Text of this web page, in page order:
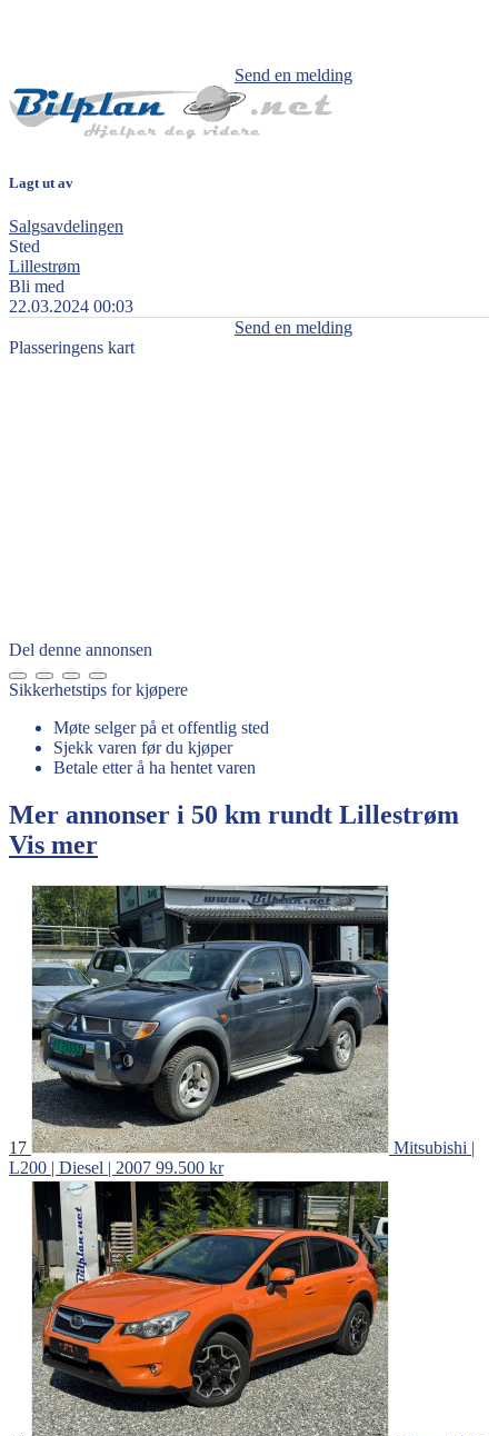
Send en melding
Lagt ut av
Salgsavdelingen
Sted
Lillestrøm
Bli med
22.03.2024 00:03
Send en melding
Plasseringens kart
Del denne annonsen
Sikkerhetstips for kjøpere
Møte selger på et offentlig sted
Sjekk varen før du kjøper
Betale etter å ha hentet varen
Mer annonser i 50 km rundt Lillestrøm
Vis mer
17
Mitsubishi |
L200 | Diesel | 2007 99.500 kr